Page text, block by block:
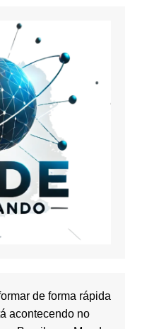
de forma rápida
acontecendo no